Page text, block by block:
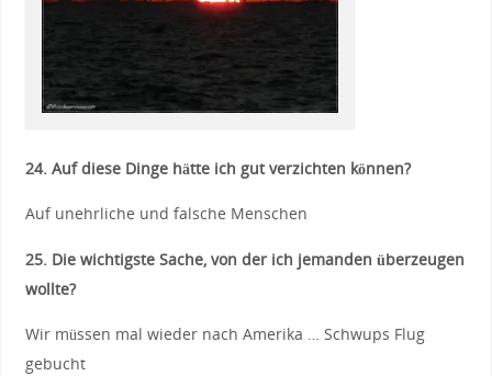
24. Auf diese Dinge hätte ich gut verzichten können?
Auf unehrliche und falsche Menschen
25. Die wichtigste Sache, von der ich jemanden überzeugen
wollte?
Wir müssen mal wieder nach Amerika … Schwups Flug
gebucht